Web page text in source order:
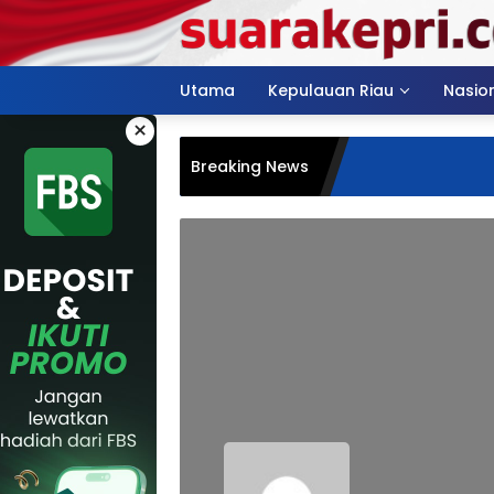
Langsung
konten
Utama
Kepulauan Riau
×
Breaking News